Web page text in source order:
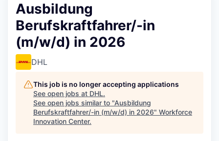
Ausbildung
Berufskraftfahrer/-in
(m/w/d) in 2026
DHL
This job is no longer accepting applications
See open jobs at DHL.
See open jobs similar to "Ausbildung
Berufskraftfahrer/-in (m/w/d) in 2026" Workforce
Innovation Center.